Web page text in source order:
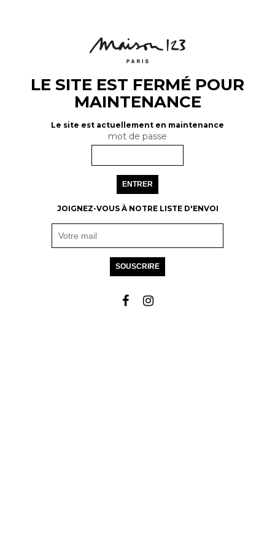
LE SITE EST FERMÉ POUR
MAINTENANCE
Le site est actuellement en maintenance
mot de passe
ENTRER
JOIGNEZ-VOUS À NOTRE LISTE D'ENVOI
SOUSCRIRE